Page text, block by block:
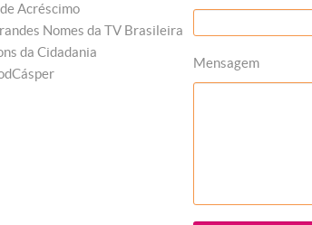
Acréscimo
Nomes da TV Brasileira
da Cidadania
Mensagem